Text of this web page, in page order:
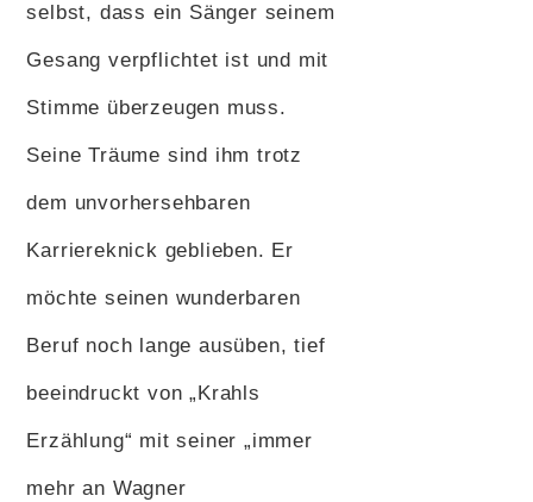
selbst, dass ein Sänger seinem
Gesang verpflichtet ist und mit
Stimme überzeugen muss.
Seine Träume sind ihm trotz
dem unvorhersehbaren
Karriereknick geblieben. Er
möchte seinen wunderbaren
Beruf noch lange ausüben, tief
beeindruckt von „Krahls
Erzählung“ mit seiner „immer
mehr an Wagner